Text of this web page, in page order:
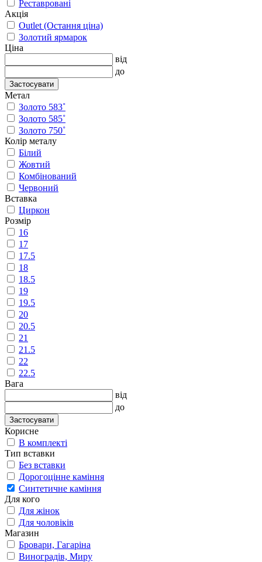
Реставровані
Акція
Outlet (Остання ціна)
Золотий ярмарок
Ціна
від
до
Застосувати
Метал
Золото 583˚
Золото 585˚
Золото 750˚
Колір металу
Білий
Жовтий
Комбінований
Червоний
Вставка
Циркон
Розмір
16
17
17.5
18
18.5
19
19.5
20
20.5
21
21.5
22
22.5
Вага
від
до
Застосувати
Корисне
В комплекті
Тип вставки
Без вставки
Дорогоцінне каміння
Синтетичне каміння
Для кого
Для жінок
Для чоловіків
Магазин
Бровари, Гагаріна
Виноградів, Миру